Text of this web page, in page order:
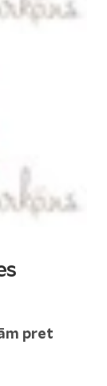
pret